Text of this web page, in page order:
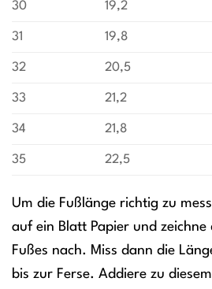
30 19,2
31 19,8
32 20,5
33 21,2
34 21,8
35 22,5
Um die Fußlänge richtig zu
auf ein Blatt Papier und zeichne
Fußes nach. Miss dann die
bis zur Ferse. Addiere zu